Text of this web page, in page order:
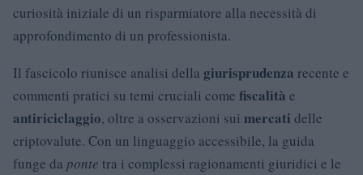
curiosità iniziale di un risparmiatore alla necessità di
approfondimento di un professionista.
Il fascicolo riunisce analisi della giurisprudenza recente e
commenti pratici su temi cruciali come fiscalità e
antiriciclaggio, oltre a osservazioni sui mercati delle
criptovalute. Con un linguaggio accessibile, la guida
funge da ponte tra i complessi ragionamenti giuridici e le